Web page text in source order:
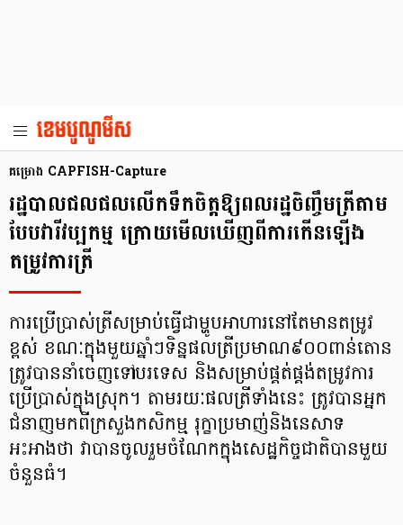
គម្រោង CAPFISH-Capture
រដ្ឋបាលជលផលលើកទឹកចិត្តឱ្យពលរដ្ឋចិញ្ចឹមត្រីតាម
បែបវារីវប្បកម្ម ក្រោយមើលឃើញពីការកើនឡើង
តម្រូវការត្រី
ការប្រើប្រាស់ត្រីសម្រាប់ធ្វើជាម្ហូបអាហារនៅតែមានតម្រូវ
ខ្ពស់ ខណៈក្នុងមួយឆ្នាំៗទិន្នផលត្រីប្រមាណ៩០០ពាន់តោន
ត្រូវបាននាំចេញទៅបរទេស និងសម្រាប់ផ្គត់ផ្គង់តម្រូវការ
ប្រើប្រាស់ក្នុងស្រុក។ តាមរយៈផលត្រីទាំងនេះ ត្រូវបានអ្នក
ជំនាញមកពីក្រសួងកសិកម្ម រុក្ខាប្រមាញ់និងនេសាទ
អះអាងថា វាបានចូលរួមចំណែកក្នុងសេដ្ឋកិច្ចជាតិបានមួយ
ចំនួនធំ។